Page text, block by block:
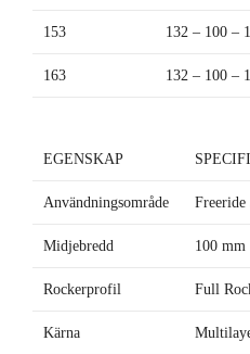
153 132 – 100 –
163 132 – 100 –
EGENSKAP
Användningsområde
Midjebredd 100 mm
Rockerprofil Full
Kärna